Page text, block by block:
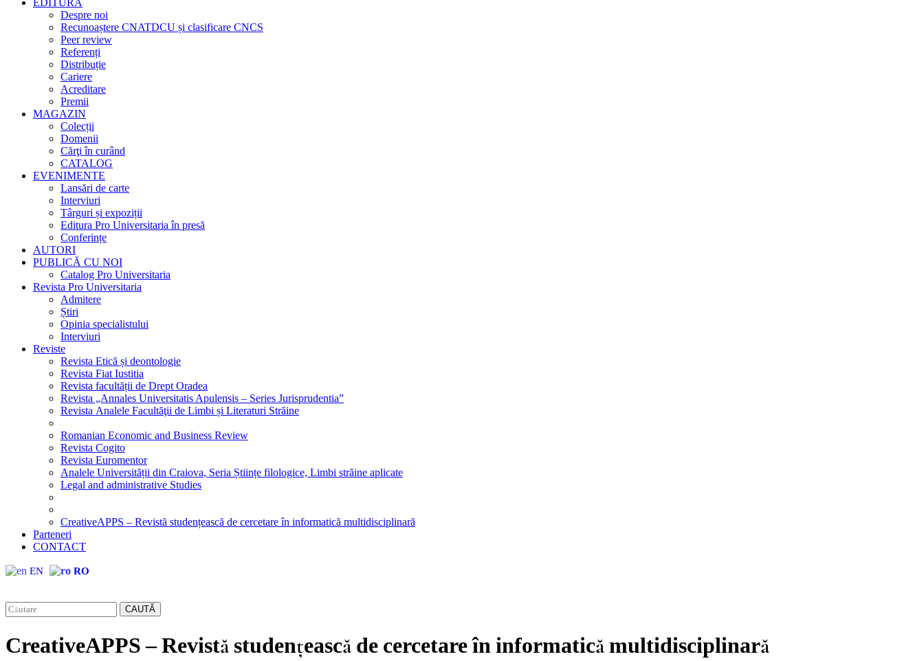
EDITURA
Despre noi
Recunoaștere CNATDCU și clasificare CNCS
Peer review
Referenți
Distribuție
Cariere
Acreditare
Premii
MAGAZIN
Colecții
Domenii
Cărţi în curând
CATALOG
EVENIMENTE
Lansări de carte
Interviuri
Târguri și expoziții
Editura Pro Universitaria în presă
Conferințe
AUTORI
PUBLICĂ CU NOI
Catalog Pro Universitaria
Revista Pro Universitaria
Admitere
Știri
Opinia specialistului
Interviuri
Reviste
Revista Etică și deontologie
Revista Fiat Iustitia
Revista facultății de Drept Oradea
Revista „Annales Universitatis Apulensis – Series Jurisprudentia”
Revista Analele Facultăţii de Limbi și Literaturi Străine
Romanian Economic and Business Review
Revista Cogito
Revista Euromentor
Analele Universității din Craiova, Seria Științe filologice, Limbi străine aplicate
Legal and administrative Studies
CreativeAPPS – Revistă studențească de cercetare în informatică multidisciplinară
Parteneri
CONTACT
EN RO
CAUTĂ
CreativeAPPS – Revistă studențească de cercetare în informatică multidisciplinară